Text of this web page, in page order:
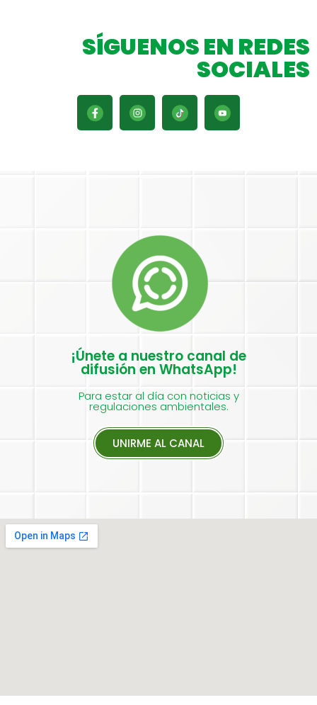
SÍGUENOS EN REDES
SOCIALES
¡Únete a nuestro canal de
difusión en WhatsApp!
Para estar al día con noticias y
regulaciones ambientales.
UNIRME AL CANAL